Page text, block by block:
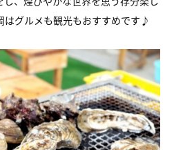
はグルメも観光もおすすめです♪